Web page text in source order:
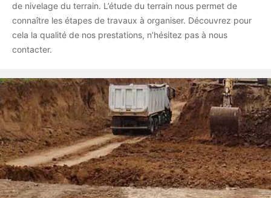
de nivelage du terrain. L’étude du terrain nous permet de
connaître les étapes de travaux à organiser. Découvrez pour
cela la qualité de nos prestations, n’hésitez pas à nous
contacter.